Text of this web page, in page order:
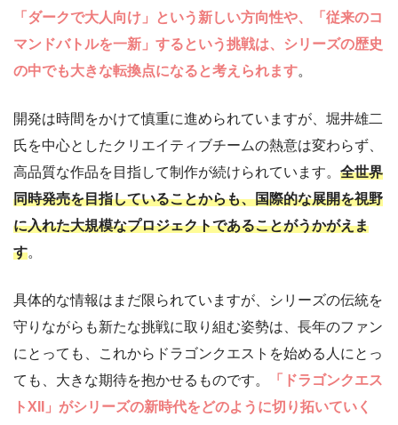
「ダークで大人向け」という新しい方向性や、「従来のコ
マンドバトルを一新」するという挑戦は、シリーズの歴史
の中でも大きな転換点になると考えられます。
開発は時間をかけて慎重に進められていますが、堀井雄二
氏を中心としたクリエイティブチームの熱意は変わらず、
高品質な作品を目指して制作が続けられています。 全世界
同時発売を目指していることからも、国際的な展開を視野
に入れた大規模なプロジェクトであることがうかがえま
す。
具体的な情報はまだ限られていますが、シリーズの伝統を
守りながらも新たな挑戦に取り組む姿勢は、長年のファン
にとっても、これからドラゴンクエストを始める人にとっ
ても、大きな期待を抱かせるものです。
「ドラゴンクエス
トXII」がシリーズの新時代をどのように切り拓いていく